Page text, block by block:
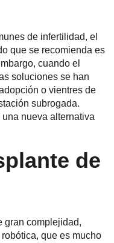
de infertilidad, el
que se recomienda es
cuando el
soluciones se han
o vientres de
subrogada.
nueva alternativa
de
gran complejidad,
que es mucho